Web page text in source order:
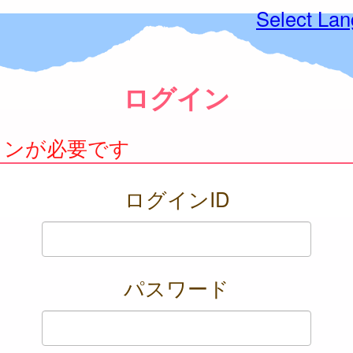
Select
ログイン
が必要です
ログインID
パスワード